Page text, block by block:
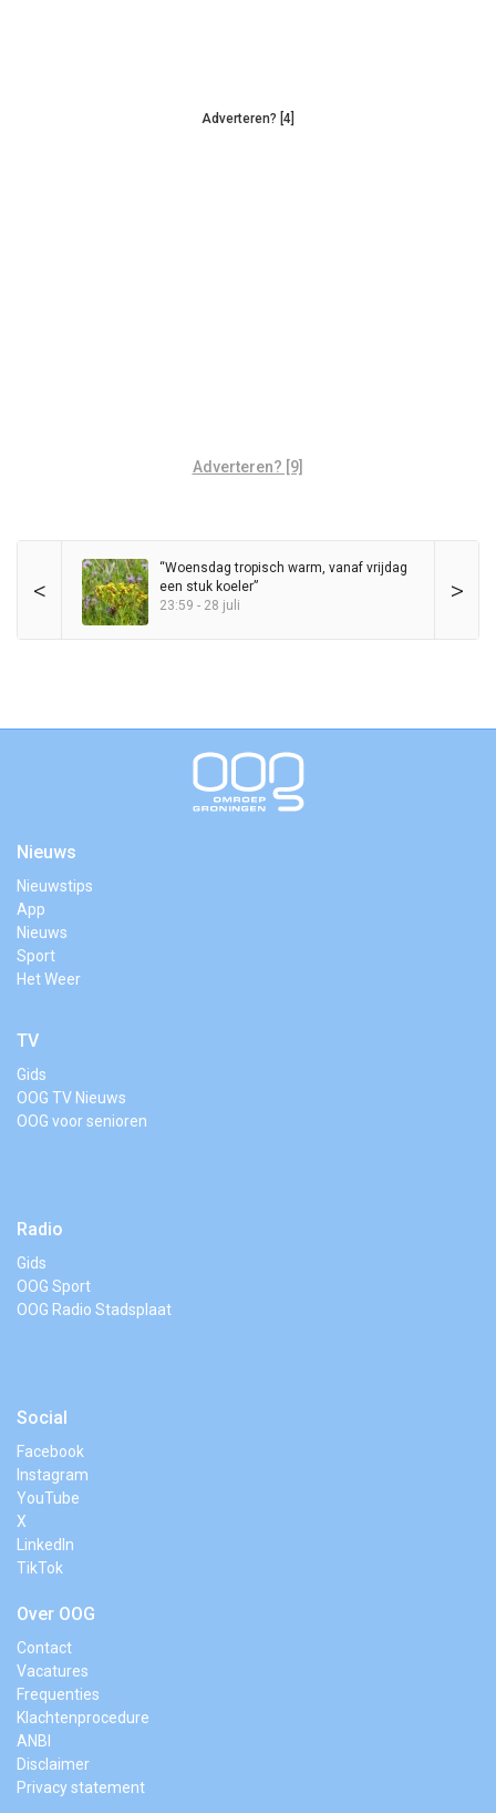
Adverteren? [4]
Adverteren? [9]
< >
“Woensdag tropisch warm, vanaf vrijdag
een stuk koeler”
23:59 - 28 juli
Nieuws
Nieuwstips
App
Nieuws
Sport
Het Weer
TV
Gids
OOG TV Nieuws
OOG voor senioren
Radio
Gids
OOG Sport
OOG Radio Stadsplaat
Social
Facebook
Instagram
YouTube
X
LinkedIn
TikTok
Over OOG
Contact
Vacatures
Frequenties
Klachtenprocedure
ANBI
Disclaimer
Privacy statement